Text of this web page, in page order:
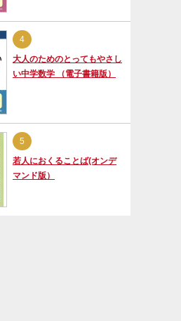
4
大人のためのとってもやさし
い中学数学 （電子書籍版）
5
若人におくることば(オンデ
マンド版）